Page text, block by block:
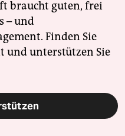
braucht guten, frei
– und
Finden Sie
und unterstützen Sie